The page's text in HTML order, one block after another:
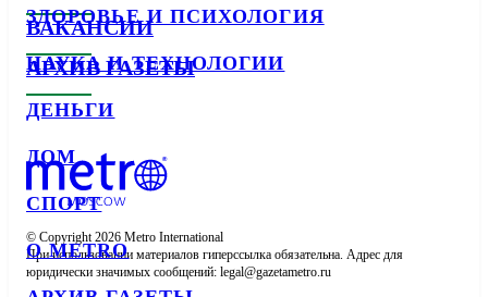
ЗДОРОВЬЕ И ПСИХОЛОГИЯ
НАУКА И ТЕХНОЛОГИИ
ДЕНЬГИ
ДОМ
СПОРТ
О METRO
ВАКАНСИИ
АРХИВ ГАЗЕТЫ
© Copyright 2026 Metro International
При использовании материалов гиперссылка обязательна. Адрес для
юридически значимых сообщений: